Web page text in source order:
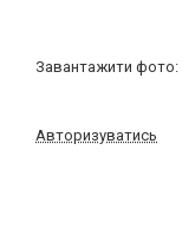
Завантажити фото:
Авторизуватись